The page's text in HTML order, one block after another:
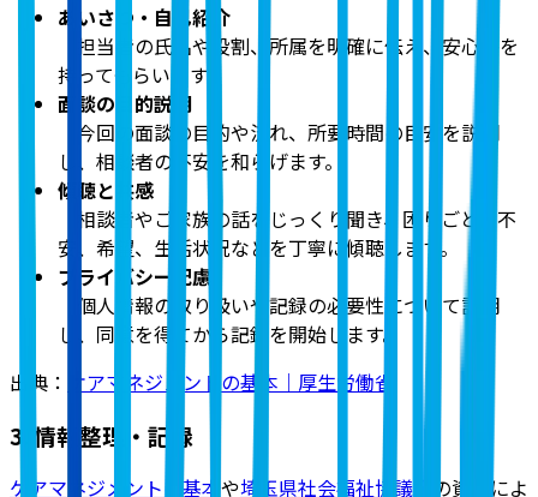
あいさつ・自己紹介
担当者の氏名や役割、所属を明確に伝え、安心感を
持ってもらいます。
面談の目的説明
今回の面談の目的や流れ、所要時間の目安を説明
し、相談者の不安を和らげます。
傾聴と共感
相談者やご家族の話をじっくり聞き、困りごと、不
安、希望、生活状況などを丁寧に傾聴します。
プライバシー配慮
個人情報の取り扱いや記録の必要性について説明
し、同意を得てから記録を開始します。
出典：
ケアマネジメントの基本｜厚生労働省
3. 情報整理・記録
ケアマネジメントの基本 や埼玉県社会福祉協議会
の資料によ